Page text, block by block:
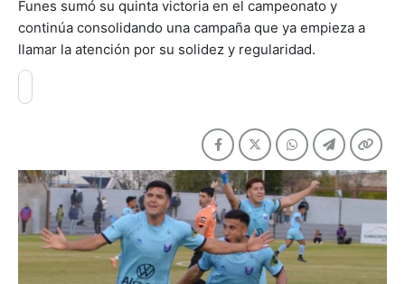
Funes sumó su quinta victoria en el campeonato y
continúa consolidando una campaña que ya empieza a
llamar la atención por su solidez y regularidad.